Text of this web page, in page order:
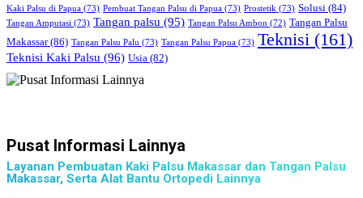
Kaki Palsu di Papua (73) Pembuat Tangan Palsu di Papua (73) Prostetik (73) Solusi (84)
Tangan Amputasi (73) Tangan palsu (95) Tangan Palsu Ambon (72) Tangan Palsu
Makassar(86) Tangan Palsu Palu (73) Tangan Palsu Papua (73) Teknisi (161)
Teknisi Kaki Palsu (96) Usia (82)
Pusat Informasi Lainnya
Layanan Pembuatan Kaki Palsu Makassar dan Tangan Palsu
Makassar, Serta Alat Bantu Ortopedi Lainnya